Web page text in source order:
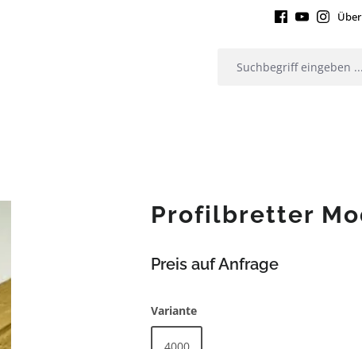
Profilbretter
Preis auf Anfrage
Varianteauswählen
4000